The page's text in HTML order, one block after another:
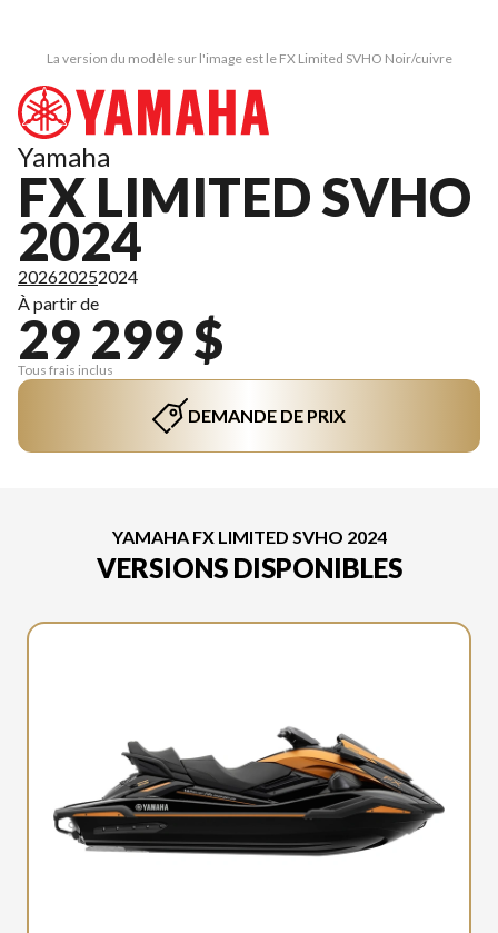
La version du modèle sur l'image est le FX Limited SVHO Noir/cuivre
Yamaha
FX LIMITED SVHO
2024
202620252024
À partir de
29 299 $
Tous frais inclus
DEMANDE DE PRIX
YAMAHA FX LIMITED SVHO 2024
VERSIONS DISPONIBLES